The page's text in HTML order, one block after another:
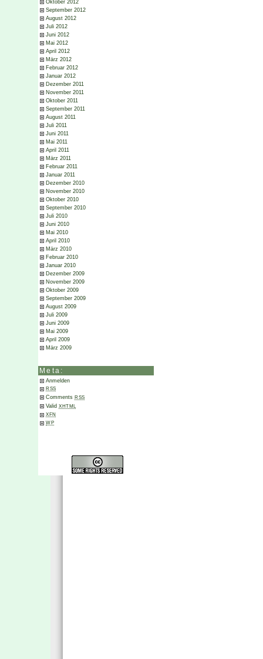
Oktober 2012
September 2012
August 2012
Juli 2012
Juni 2012
Mai 2012
April 2012
März 2012
Februar 2012
Januar 2012
Dezember 2011
November 2011
Oktober 2011
September 2011
August 2011
Juli 2011
Juni 2011
Mai 2011
April 2011
März 2011
Februar 2011
Januar 2011
Dezember 2010
November 2010
Oktober 2010
September 2010
Juli 2010
Juni 2010
Mai 2010
April 2010
März 2010
Februar 2010
Januar 2010
Dezember 2009
November 2009
Oktober 2009
September 2009
August 2009
Juli 2009
Juni 2009
Mai 2009
April 2009
März 2009
Meta:
Anmelden
RSS
Comments RSS
Valid XHTML
XFN
WP